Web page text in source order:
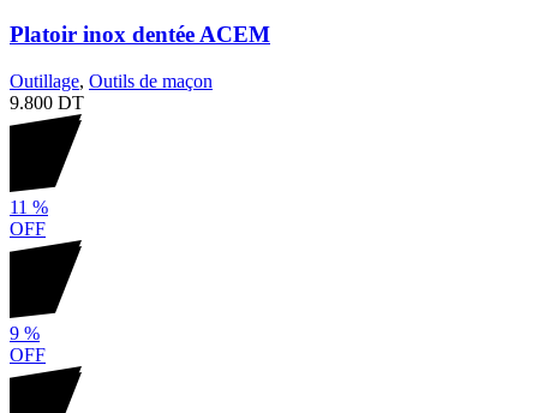
Platoir inox dentée ACEM
Outillage, Outils de maçon
9.800 DT
11 %
OFF
9 %
OFF